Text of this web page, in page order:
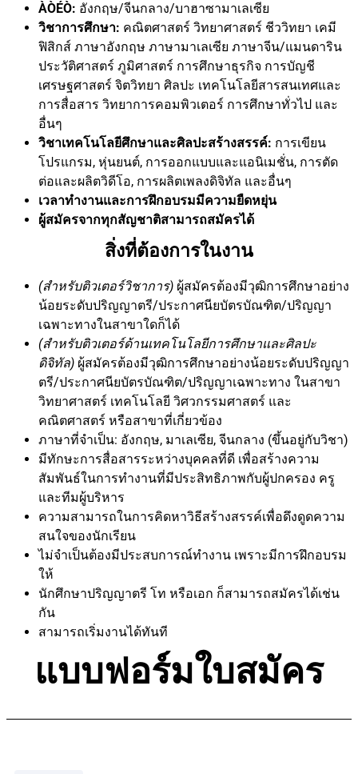
ÀÒÉÒ: อังกฤษ/จีนกลาง/บาฮาซามาเลเซีย
วิชาการศึกษา: คณิตศาสตร์ วิทยาศาสตร์ ชีววิทยา เคมี
ฟิสิกส์ ภาษาอังกฤษ ภาษามาเลเซีย ภาษาจีน/แมนดาริน
ประวัติศาสตร์ ภูมิศาสตร์ การศึกษาธุรกิจ การบัญชี
เศรษฐศาสตร์ จิตวิทยา ศิลปะ เทคโนโลยีสารสนเทศและ
การสื่อสาร วิทยาการคอมพิวเตอร์ การศึกษาทั่วไป และ
อื่นๆ
วิชาเทคโนโลยีศึกษาและศิลปะสร้างสรรค์: การเขียน
โปรแกรม, หุ่นยนต์, การออกแบบและแอนิเมชั่น, การตัด
ต่อและผลิตวิดีโอ, การผลิตเพลงดิจิทัล และอื่นๆ
เวลาทำงานและการฝึกอบรมมีความยืดหยุ่น
ผู้สมัครจากทุกสัญชาติสามารถสมัครได้
สิ่งที่ต้องการในงาน
(สำหรับติวเตอร์วิชาการ) ผู้สมัครต้องมีวุฒิการศึกษาอย่าง
น้อยระดับปริญญาตรี/ประกาศนียบัตรบัณฑิต/ปริญญา
เฉพาะทางในสาขาใดก็ได้
(สำหรับติวเตอร์ด้านเทคโนโลยีการศึกษาและศิลปะ
ดิจิทัล) ผู้สมัครต้องมีวุฒิการศึกษาอย่างน้อยระดับปริญญา
ตรี/ประกาศนียบัตรบัณฑิต/ปริญญาเฉพาะทาง ในสาขา
วิทยาศาสตร์ เทคโนโลยี วิศวกรรมศาสตร์ และ
คณิตศาสตร์ หรือสาขาที่เกี่ยวข้อง
ภาษาที่จำเป็น: อังกฤษ, มาเลเซีย, จีนกลาง (ขึ้นอยู่กับวิชา)
มีทักษะการสื่อสารระหว่างบุคคลที่ดี เพื่อสร้างความ
สัมพันธ์ในการทำงานที่มีประสิทธิภาพกับผู้ปกครอง ครู
และทีมผู้บริหาร
ความสามารถในการคิดหาวิธีสร้างสรรค์เพื่อดึงดูดความ
สนใจของนักเรียน
ไม่จำเป็นต้องมีประสบการณ์ทำงาน เพราะมีการฝึกอบรม
ให้
นักศึกษาปริญญาตรี โท หรือเอก ก็สามารถสมัครได้เช่น
กัน
สามารถเริ่มงานได้ทันที
แบบฟอร์มใบสมัคร